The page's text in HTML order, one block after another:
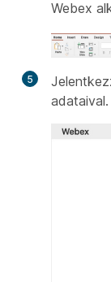
Webex
5
adataival.